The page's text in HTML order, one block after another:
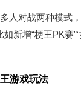
人对战两种模式
新增“梗王PK赛
游戏玩法